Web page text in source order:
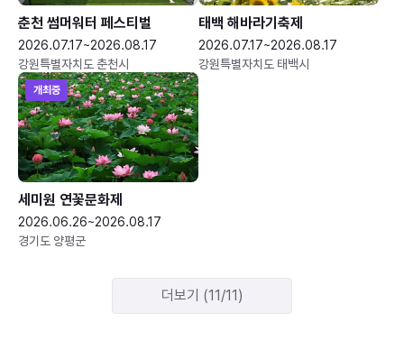
춘천 썸머워터 페스티벌
2026.07.17~2026.08.17
강원특별자치도 춘천시
태백 해바라기축제
2026.07.17~2026.08.17
강원특별자치도 태백시
개최중
세미원 연꽃문화제
2026.06.26~2026.08.17
경기도 양평군
더보기 (11/11)